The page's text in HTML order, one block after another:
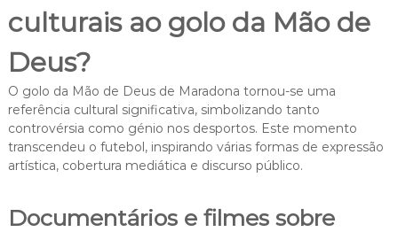
culturais ao golo da Mão de
Deus?
O golo da Mão de Deus de Maradona tornou-se uma
referência cultural significativa, simbolizando tanto
controvérsia como génio nos desportos. Este momento
transcendeu o futebol, inspirando várias formas de expressão
artística, cobertura mediática e discurso público.
Documentários e filmes sobre